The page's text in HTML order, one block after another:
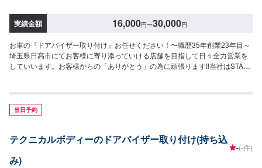
実績金額 16,000円〜30,000円
お車の『ドアバイザー取り付け』お任せください！〜職歴35年創業23年目～
埼玉県日高市にてお客様に寄り添っていける店舗を目指して日々全力営業を
していいます。お客様からの「ありがとう」の為に頑張ります‼当社はSTAFF
希望のお客様は車種情報・車検証・パーツの詳細をオファー送信時にお送り
ください。【1】オファーにてお問い合わせ【2】ご入庫・お見積り【3】お
見積りにご納得いただければ作業開始【4】仕上がり次第納車<代車について
ンタル貸出も行っております。お気軽にご相談下さい。※代車の燃料代はお客
様にご負担いただいております。<定休日・営業時間>定休日：月曜日営業時
間：9:00~18:00
当日予約
テクニカルボディーのドアバイザー取り付け(持ち込
み)
-(-件)